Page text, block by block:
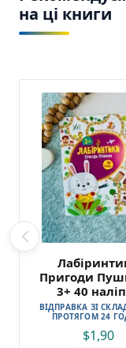
на ці книги
Пригоди
3+ 40
ВІДПРАВКА ЗІ
ПРОТЯГОМ 24
$1,90